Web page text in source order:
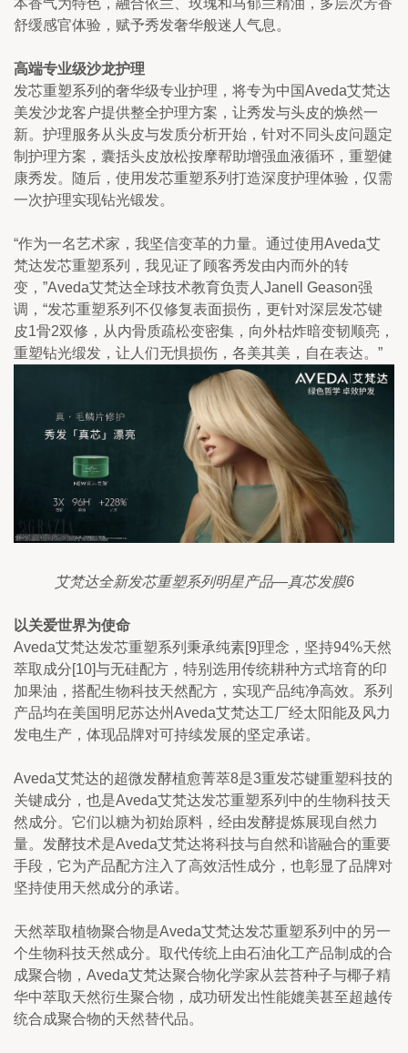
舒缓感官体验，赋予秀发奢华般迷人气息。
高端专业级沙龙护理
发芯重塑系列的奢华级专业护理，将专为中国Aveda艾梵达
美发沙龙客户提供整全护理方案，让秀发与头皮的焕然一
新。护理服务从头皮与发质分析开始，针对不同头皮问题定
制护理方案，囊括头皮放松按摩帮助增强血液循环，重塑健
康秀发。随后，使用发芯重塑系列打造深度护理体验，仅需
一次护理实现钻光锻发。
“作为一名艺术家，我坚信变革的力量。通过使用Aveda艾
梵达发芯重塑系列，我见证了顾客秀发由内而外的转
变，”Aveda艾梵达全球技术教育负责人Janell Geason强
调，“发芯重塑系列不仅修复表面损伤，更针对深层发芯键
皮1骨2双修，从内骨质疏松变密集，向外枯炸暗变韧顺亮，
重塑钻光缎发，让人们无惧损伤，各美其美，自在表达。”
艾梵达全新发芯重塑系列明星产品—真芯发膜6
以关爱世界为使命
Aveda艾梵达发芯重塑系列秉承纯素[9]理念，坚持94%天然
萃取成分[10]与无硅配方，特别选用传统耕种方式培育的印
加果油，搭配生物科技天然配方，实现产品纯净高效。系列
产品均在美国明尼苏达州Aveda艾梵达工厂经太阳能及风力
发电生产，体现品牌对可持续发展的坚定承诺。
Aveda艾梵达的超微发酵植愈菁萃8是3重发芯键重塑科技的
关键成分，也是Aveda艾梵达发芯重塑系列中的生物科技天
然成分。它们以糖为初始原料，经由发酵提炼展现自然力
量。发酵技术是Aveda艾梵达将科技与自然和谐融合的重要
手段，它为产品配方注入了高效活性成分，也彰显了品牌对
坚持使用天然成分的承诺。
天然萃取植物聚合物是Aveda艾梵达发芯重塑系列中的另一
个生物科技天然成分。取代传统上由石油化工产品制成的合
成聚合物，Aveda艾梵达聚合物化学家从芸苔种子与椰子精
华中萃取天然衍生聚合物，成功研发出性能媲美甚至超越传
统合成聚合物的天然替代品。